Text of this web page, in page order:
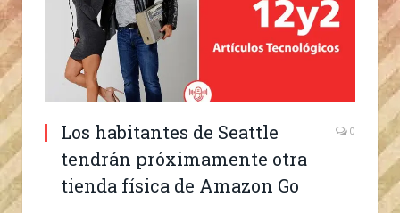
Los habitantes de Seattle
tendrán próximamente otra
tienda física de Amazon Go
0